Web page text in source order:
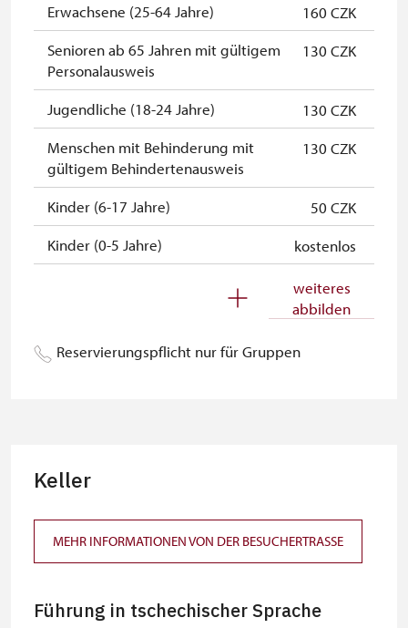
Karteninhaber
Erwachsene (25-64 Jahre)
160 CZK
Senioren ab 65 Jahren mit gültigem
Personalausweis
130 CZK
Jugendliche (18-24 Jahre)
130 CZK
Menschen mit Behinderung mit
gültigem Behindertenausweis
130 CZK
Kinder (6-17 Jahre)
50 CZK
Kinder (0-5 Jahre)
kostenlos
kostenlos
Begleitperson von Schülergruppen
pro 15 Schülern
gültigem Mitgliedsausweis *
Inhaber der freien Eintrittskarte
kostenlos
Eintrittskarte
weiteres
abbilden
Reservierungspflicht nur für Gruppen
Keller
MEHR INFORMATIONEN VON DER BESUCHERTRASSE
Führung in tschechischer Sprache